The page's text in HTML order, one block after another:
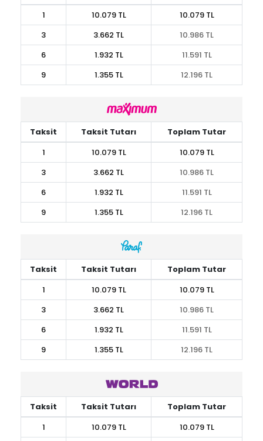
1 10.079 TL
10.079 TL
3
3.662 TL
10.986 TL
6
1.932 TL
11.591 TL
9
1.355 TL 12.196 TL
Taksit Taksit Tutarı
Toplam Tutar
1
10.079 TL
10.079 TL
3
3.662 TL
10.986 TL
6
1.932 TL
11.591 TL
9
1.355 TL 12.196 TL
Taksit Taksit Tutarı
Toplam Tutar
1
10.079 TL
10.079 TL
3
3.662 TL
10.986 TL
6
1.932 TL
11.591 TL
9
1.355 TL 12.196 TL
Taksit Taksit Tutarı
Toplam Tutar
1
10.079 TL
10.079 TL